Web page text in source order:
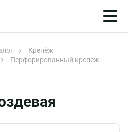
Крепёж
Перфорированный крепеж